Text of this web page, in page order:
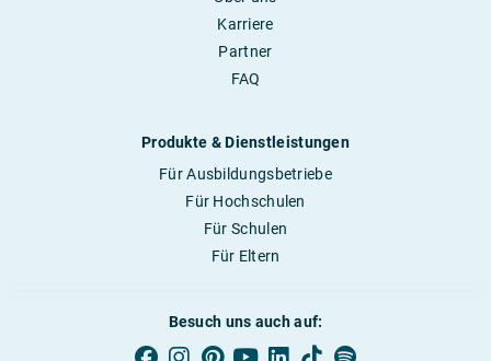
Karriere
Partner
FAQ
Produkte & Dienstleistungen
Für Ausbildungsbetriebe
Für Hochschulen
Für Schulen
Für Eltern
Besuch uns auch auf: